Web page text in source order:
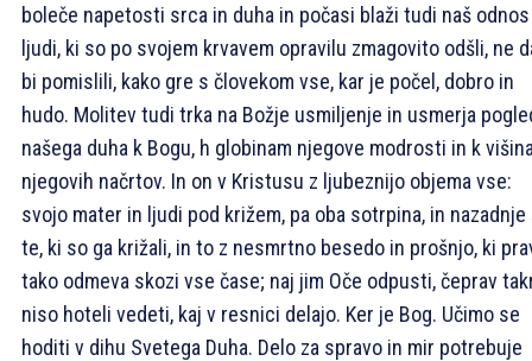
boleče napetosti srca in duha in počasi blaži tudi naš
ljudi, ki so po svojem krvavem opravilu zmagovito odšli, ne
bi pomislili, kako gre s človekom vse, kar je počel, dobro in
hudo. Molitev tudi trka na Božje usmiljenje in usmerja
našega duha k Bogu, h globinam njegove modrosti in k
njegovih načrtov. In on v Kristusu z ljubeznijo objema vse:
svojo mater in ljudi pod križem, pa oba sotrpina, in nazadnje
te, ki so ga križali, in to z nesmrtno besedo in prošnjo, ki
tako odmeva skozi vse čase; naj jim Oče odpusti, čeprav
niso hoteli vedeti, kaj v resnici delajo. Ker je Bog. Učimo se
hoditi v dihu Svetega Duha. Delo za spravo in mir potrebuje